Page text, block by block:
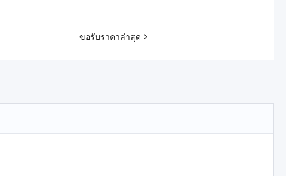
ขอรับราคาล่าสุด